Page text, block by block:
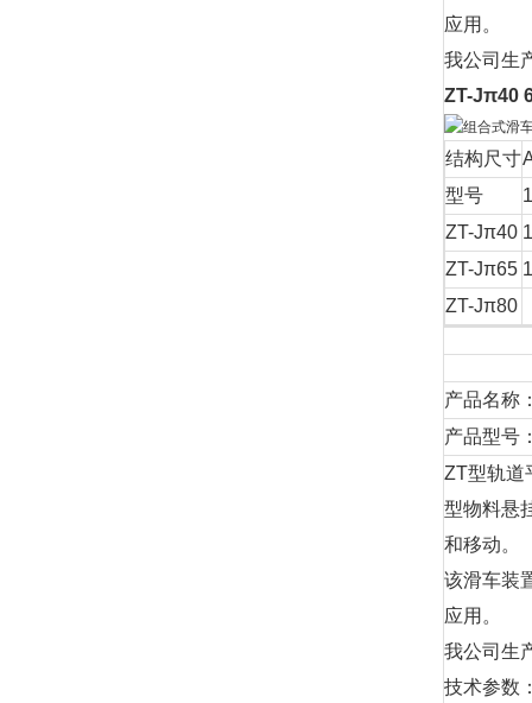
应用。
我公司生
ZT-Jπ40
结构尺寸
型号
ZT-Jπ40
ZT-Jπ65
ZT-Jπ80
产品名称
产品型号
ZT型轨道
型物料悬
和移动。
该滑车装
应用。
我公司生
技术参数